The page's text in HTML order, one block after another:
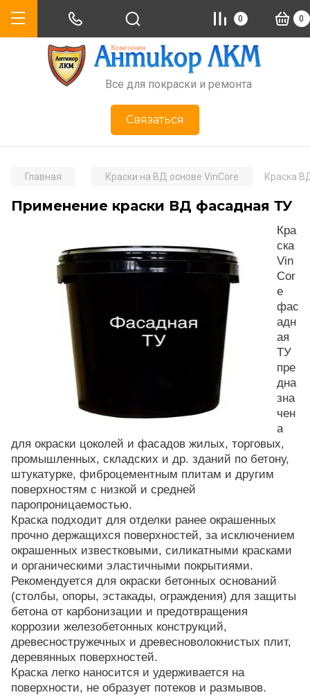
Все для покраски и ремонта
0 0
Связаться
Главная Краски на ВД основе VinCore Краска
Применение краски ВД фасадная ТУ
Кра
ска
Vin
Cor
e
фас
адн
ая
ТУ
пре
дна
зна
чен
а
для окраски цоколей и фасадов жилых, торговых,
промышленных, складских и др. зданий по бетону,
штукатурке, фиброцементным плитам и другим
поверхностям с низкой и средней
паропроницаемостью.
Краска подходит для отделки ранее окрашенных
прочно держащихся поверхностей, за исключением
окрашенных известковыми, силикатными красками
и органическими эластичными покрытиями.
Рекомендуется для окраски бетонных оснований
(столбы, опоры, эстакады, ограждения) для защиты
бетона от карбонизации и предотвращения
коррозии железобетонных конструкций,
древесностружечных и древесноволокнистых плит,
деревянных поверхностей.
Краска легко наносится и удерживается на
поверхности, не образует потеков и размывов.